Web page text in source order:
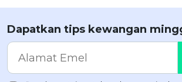
Dapatkan tips kewangan